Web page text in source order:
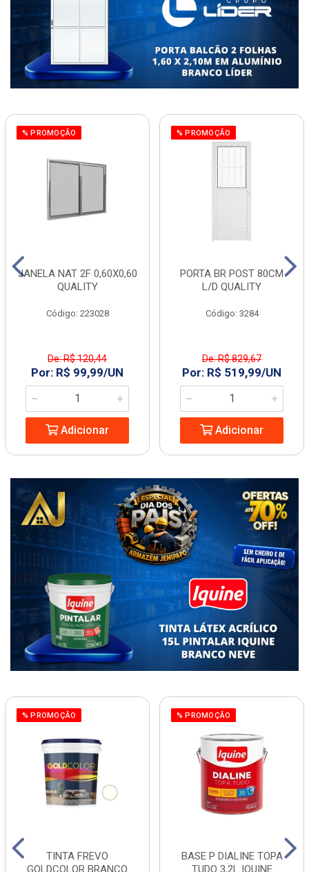
% PROMOÇÃO
JANELA NAT 2F 0,60X0,60
QUALITY
Código: 223028
De: R$ 120,44
Por: R$ 99,99/UN
Adicionar
% PROMOÇÃO
PORTA BR POST 80CM
L/D QUALITY
Código: 3284
De: R$ 829,67
Por: R$ 519,99/UN
Adicionar
% PROMOÇÃO
TINTA FREVO
GOLDCOLOR BRANCO
% PROMOÇÃO
BASE P DIALINE TOPA
TUDO 3,2L IQUINE